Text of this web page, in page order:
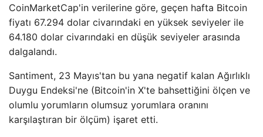
CoinMarketCap'in verilerine göre, geçen hafta Bitcoin
fiyatı 67.294 dolar civarındaki en yüksek seviyeler ile
64.180 dolar civarındaki en düşük seviyeler arasında
dalgalandı.
Santiment, 23 Mayıs'tan bu yana negatif kalan Ağırlıklı
Duygu Endeksi'ne (Bitcoin'in X'te bahsettiğini ölçen ve
olumlu yorumların olumsuz yorumlara oranını
karşılaştıran bir ölçüm) işaret etti.